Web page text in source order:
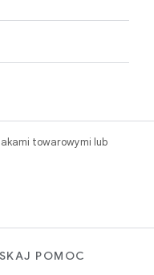
towarowymi lub
POMOC